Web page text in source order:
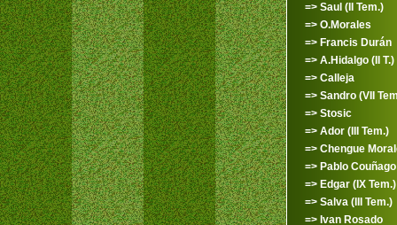
=> Saul (II Tem.)
=> O.Morales
=> Francis Durán
=> A.Hidalgo (II T.)
=> Calleja
=> Sandro (VII
=> Stosic
=> Ador (III Tem.)
=> Chengue
=> Pablo Couñago II
=> Edgar (IX Tem.)
=> Salva (III Tem.)
=> Ivan Rosado